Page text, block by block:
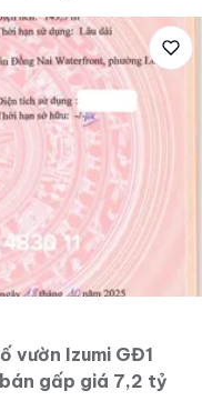
vườn Izumi GĐ1
gấp giá 7,2 tỷ